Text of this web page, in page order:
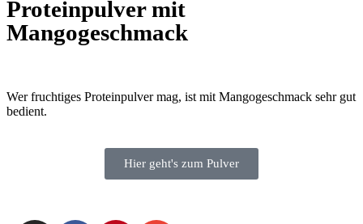
Proteinpulver mit
Mangogeschmack
Wer fruchtiges Proteinpulver mag, ist mit Mangogeschmack sehr gut
bedient.
Hier geht's zum Pulver